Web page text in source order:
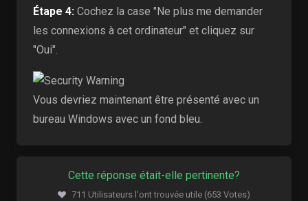
Étape 4: Cochez la case "Ne plus me demander
les connexions à cet ordinateur" et cliquez sur
"Oui".
Vous devriez maintenant être présenté avec un
bureau Windows avec un fond bleu.
Cette réponse était-elle pertinente?
711 Utilisateurs l'ont trouvée utile (653 Votes)